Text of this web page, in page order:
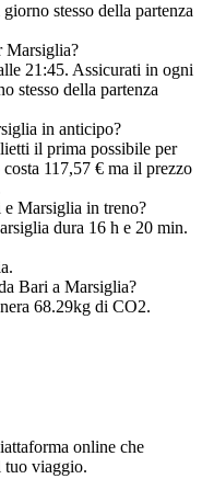
stesso della partenza
Marsiglia?
21:45. Assicurati in ogni
stesso della partenza
in anticipo?
il prima possibile per
117,57 € ma il prezzo
Marsiglia in treno?
dura 16 h e 20 min.
Bari a Marsiglia?
68.29kg di CO2.
online che
tuo viaggio.